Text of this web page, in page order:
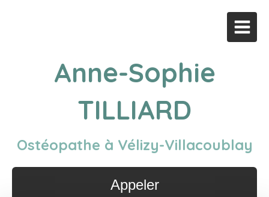
Anne-Sophie
TILLIARD
Ostéopathe à Vélizy-Villacoublay
Appeler